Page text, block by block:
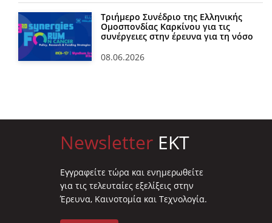
Τριήμερο Συνέδριο της Ελληνικής
Ομοσπονδίας Καρκίνου για τις
συνέργειες στην έρευνα για τη νόσο
08.06.2026
Newsletter EKT
Eγγραφείτε τώρα και ενημερωθείτε
για τις τελευταίες εξελίξεις στην
Έρευνα, Καινοτομία και Τεχνολογία.